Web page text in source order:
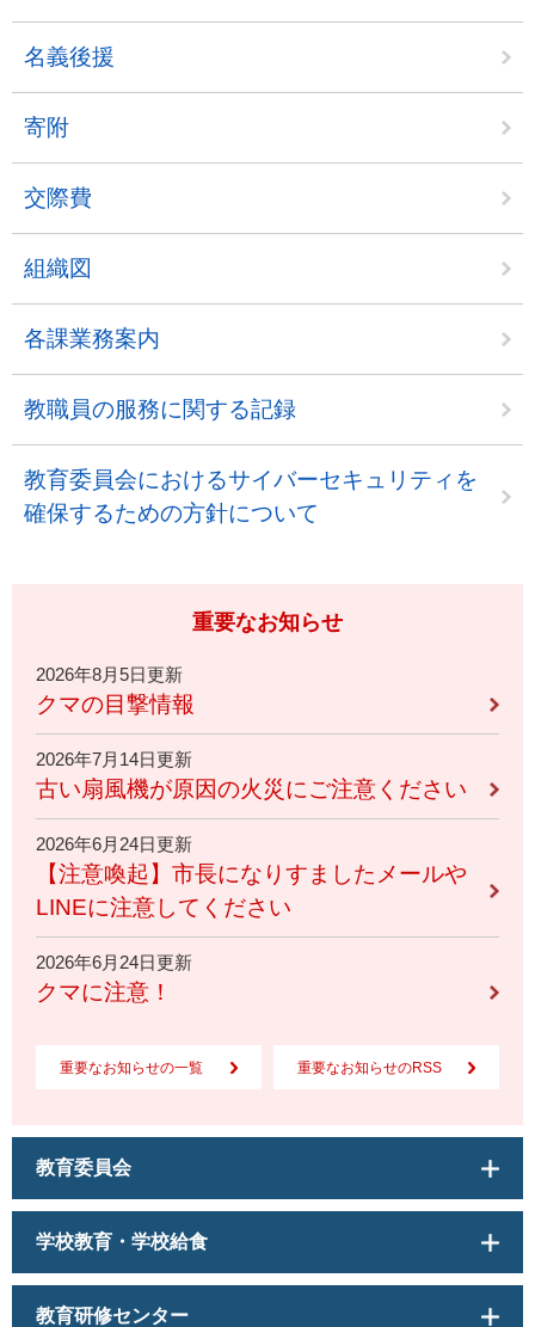
名義後援
寄附
交際費
組織図
各課業務案内
教職員の服務に関する記録
教育委員会におけるサイバーセキュリティを
確保するための方針について
重要なお知らせ
2026年8月5日更新
クマの目撃情報
2026年7月14日更新
古い扇風機が原因の火災にご注意ください
2026年6月24日更新
【注意喚起】市長になりすましたメールや
LINEに注意してください
2026年6月24日更新
クマに注意！
重要なお知らせの一覧 重要なお知らせのRSS
教育委員会
学校教育・学校給食
教育研修センター